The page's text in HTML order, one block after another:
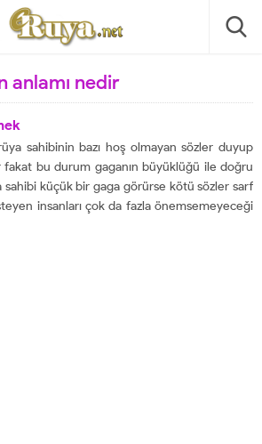
anlamı nedir
sahibinin bazı hoş olmayan sözler duyup
fakat bu durum gaganın büyüklüğü ile doğru
sahibi küçük bir gaga görürse kötü sözler sarf
insanları çok da fazla önemsemeyeceği